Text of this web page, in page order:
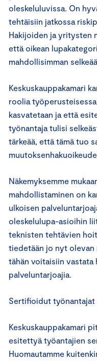
oleskeluluvissa. On
tehtäisiin jatkossa
Hakijoiden ja yritysten
että oikean
mahdollisimman
Keskuskauppakamari
roolia
kasvatetaan ja että
työnantaja tulisi
tärkeää, että tämä tuo
Näkemyksemme
mahdollistaminen on
ulkoisen
oleskelulupa-asioihin
teknisten tehtävien
tiedetään jo nyt olevan
tähän voitaisiin vastata
palveluntarjoajia.
Sertifioidut työnantajat
Keskuskauppakamari
esitettyä työantajien
Huomautamme